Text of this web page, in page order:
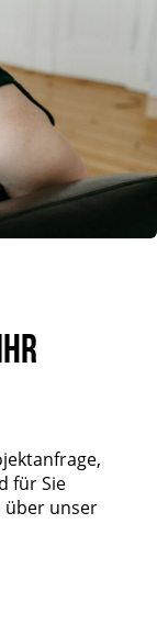
für Sie
über unser